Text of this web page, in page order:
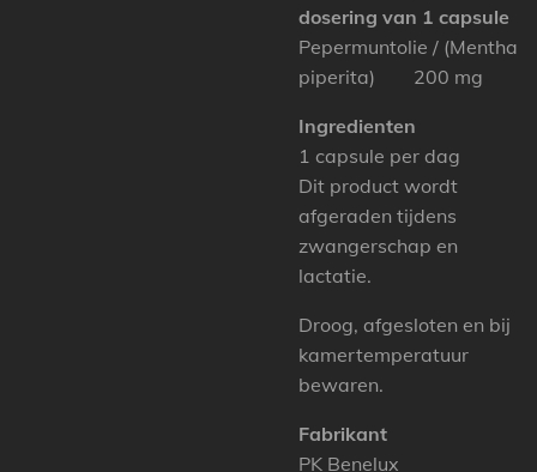
dosering van 1 capsule
Pepermuntolie / (Mentha
piperita) 200 mg
Ingredienten
1 capsule per dag
Dit product wordt
afgeraden tijdens
zwangerschap en
lactatie.
Droog, afgesloten en bij
kamertemperatuur
bewaren.
Fabrikant
PK Benelux